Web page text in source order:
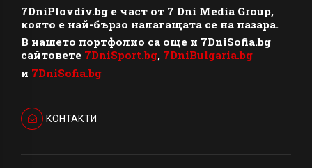
7DniPlovdiv.bg e част от 7 Dni Media Group,
която е най-бързо налагащата се на пазара.
В нашето портфолио са още и 7DniSofia.bg
сайтовете 7DniSport.bg, 7DniBulgaria.bg
и 7DniSofia.bg
КОНТАКТИ